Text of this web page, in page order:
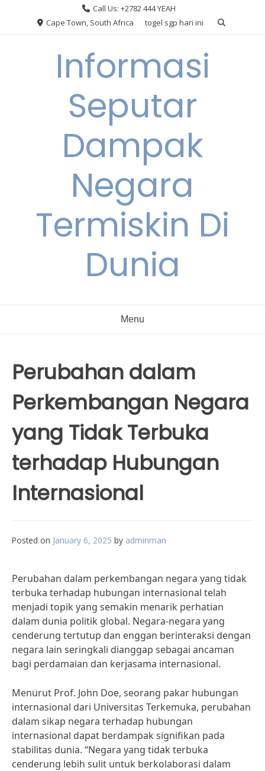
Call Us: +2782 444 YEAH
Cape Town, South Africa
togel sgp hari ini
Informasi
Seputar
Dampak
Negara
Termiskin Di
Dunia
Menu
Perubahan dalam
Perkembangan Negara
yang Tidak Terbuka
terhadap Hubungan
Internasional
Posted on January 6, 2025 by adminman
Perubahan dalam perkembangan negara yang tidak
terbuka terhadap hubungan internasional telah
menjadi topik yang semakin menarik perhatian
dalam dunia politik global. Negara-negara yang
cenderung tertutup dan enggan berinteraksi dengan
negara lain seringkali dianggap sebagai ancaman
bagi perdamaian dan kerjasama internasional.
Menurut Prof. John Doe, seorang pakar hubungan
internasional dari Universitas Terkemuka, perubahan
dalam sikap negara terhadap hubungan
internasional dapat berdampak signifikan pada
stabilitas dunia. “Negara yang tidak terbuka
cenderung lebih sulit untuk berkolaborasi dalam